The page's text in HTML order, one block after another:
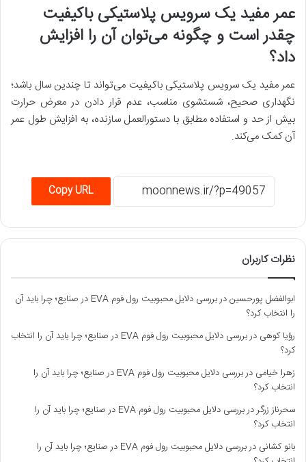
عمر مفید یک سرویس پلاستیکی باکیفیت
چقدر است و چگونه می‌توان آن را افزایش
داد؟
عمر مفید یک سرویس پلاستیکی باکیفیت می‌تواند تا چندین سال باشد؛
نگهداری صحیح، شستشوی مناسب، عدم قرار دادن در معرض حرارت
بیش از حد و استفاده مطابق با دستورالعمل سازنده، به افزایش طول عمر
آن کمک می‌کند.
Copy URL
نظرات کاربران
ابوالفضل پورحسیندر
بررسی دلایل محبوبیت رول فوم EVA در صنایع؛ چرا باید آن
را انتخاب کرد؟
رؤیا کوهی در
بررسی دلایل محبوبیت رول فوم EVA در صنایع؛ چرا باید آن را انتخاب
کرد؟
زهرا خیامی در
بررسی دلایل محبوبیت رول فوم EVA در صنایع؛ چرا باید آن را
انتخاب کرد؟
سحرناز زرگردر
بررسی دلایل محبوبیت رول فوم EVA در صنایع؛ چرا باید آن را
انتخاب کرد؟
بانو کشانی در
بررسی دلایل محبوبیت رول فوم EVA در صنایع؛ چرا باید آن را